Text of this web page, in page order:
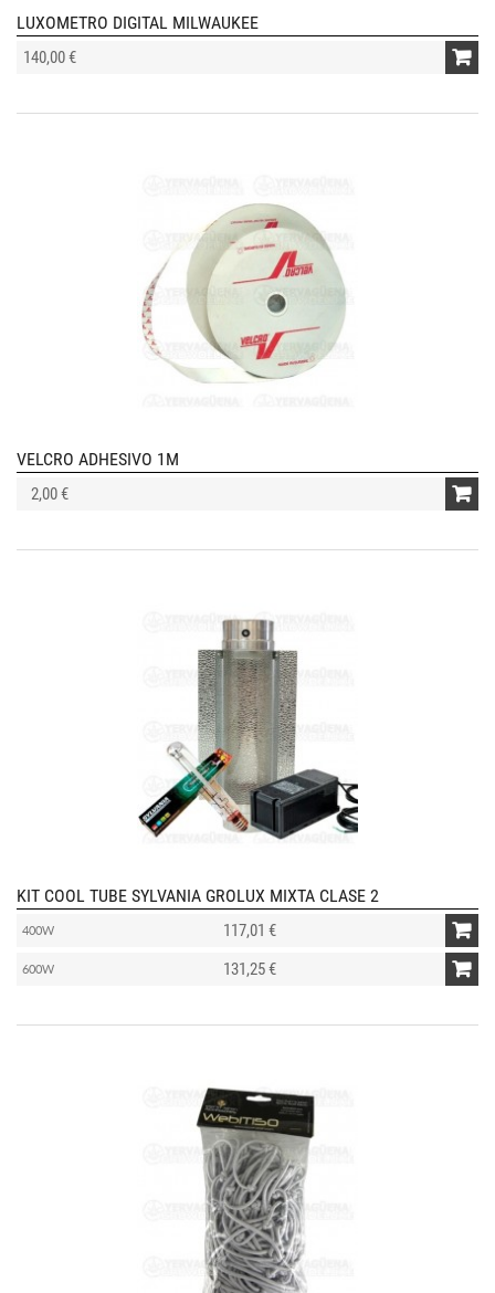
LUXOMETRO DIGITAL MILWAUKEE
140,00 €
VELCRO ADHESIVO 1M
2,00 €
KIT COOL TUBE SYLVANIA GROLUX MIXTA CLASE 2
400W 117,01 €
600W 131,25 €